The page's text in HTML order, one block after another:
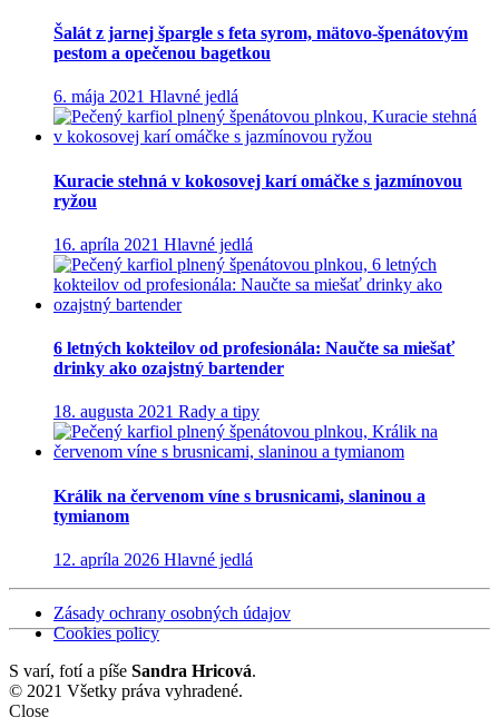
Šalát z jarnej špargle s feta syrom, mätovo-špenátovým
pestom a opečenou bagetkou
6. mája 2021 Hlavné jedlá
Kuracie stehná v kokosovej karí omáčke s jazmínovou
ryžou
16. apríla 2021 Hlavné jedlá
6 letných kokteilov od profesionála: Naučte sa miešať
drinky ako ozajstný bartender
18. augusta 2021 Rady a tipy
Králik na červenom víne s brusnicami, slaninou a
tymianom
12. apríla 2026 Hlavné jedlá
Zásady ochrany osobných údajov
Cookies policy
S varí, fotí a píše Sandra Hricová.
© 2021 Všetky práva vyhradené.
Close